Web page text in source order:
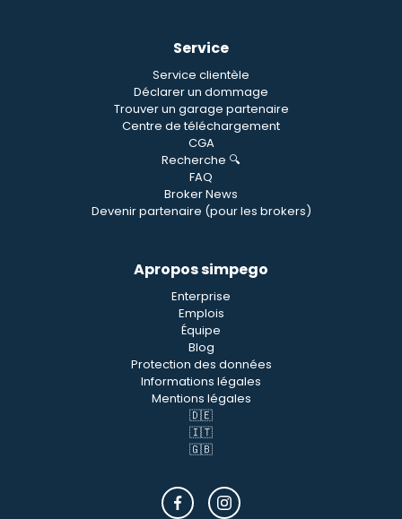
Service
Service clientèle
Déclarer un dommage
Trouver un garage partenaire
Centre de téléchargement
CGA
Recherche 🔍
FAQ
Broker News
Devenir partenaire (pour les brokers)
Apropos simpego
Enterprise
Emplois
Équipe
Blog
Protection des données
Informations légales
Mentions légales
🇩🇪
🇮🇹
🇬🇧